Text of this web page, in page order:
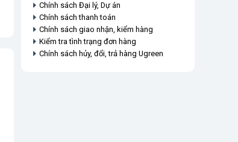
Chính sách Đại lý, Dự án
Chính sách thanh toán
Chính sách giao nhận, kiểm hàng
Kiểm tra tình trạng đơn hàng
Chính sách hủy, đổi, trả hàng Ugreen